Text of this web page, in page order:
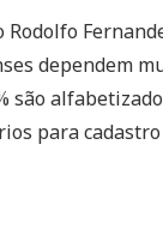
Rodolfo
dependem
são
para